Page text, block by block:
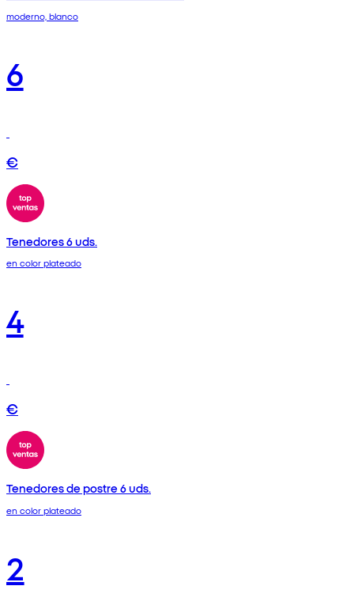
moderno, blanco
6
€
Tenedores 6 uds.
en color plateado
4
€
Tenedores de postre 6 uds.
en color plateado
2